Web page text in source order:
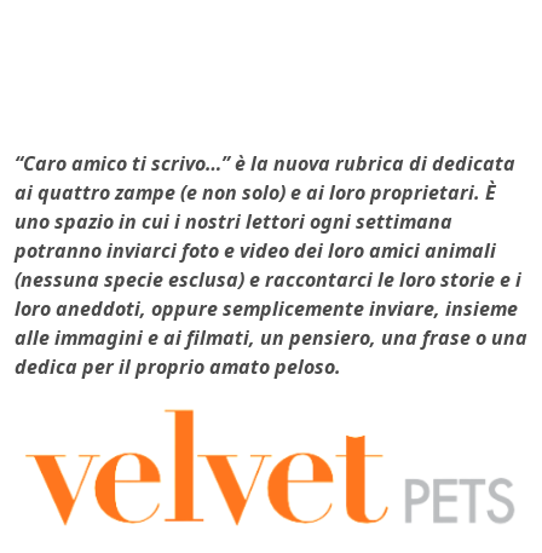
“Caro amico ti scrivo…” è la nuova rubrica di dedicata
ai quattro zampe (e non solo) e ai loro proprietari. È
uno spazio in cui i nostri lettori ogni settimana
potranno inviarci foto e video dei loro amici animali
(nessuna specie esclusa) e raccontarci le loro storie e i
loro aneddoti, oppure semplicemente inviare, insieme
alle immagini e ai filmati, un pensiero, una frase o una
dedica per il proprio amato peloso.